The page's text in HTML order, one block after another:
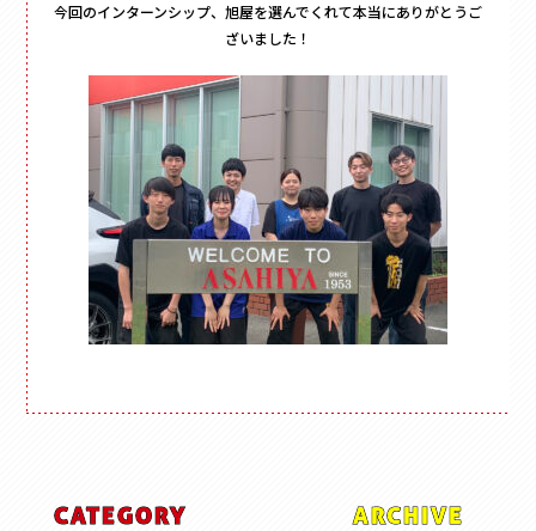
今回のインターンシップ、旭屋を選んでくれて本当にありがとうご
ざいました！
CATEGORY ARCHIVE